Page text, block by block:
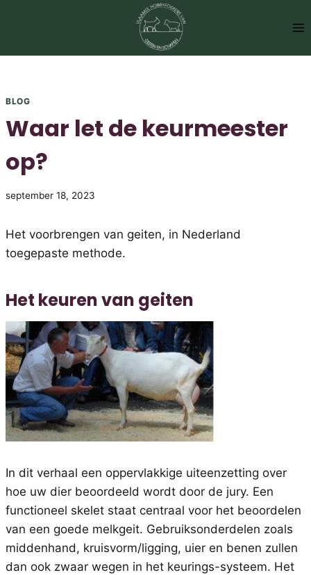
BLOG
Waar let de keurmeester
op?
september 18, 2023
Het voorbrengen van geiten, in Nederland
toegepaste methode.
Het keuren van geiten
In dit verhaal een oppervlakkige uiteenzetting over
hoe uw dier beoordeeld wordt door de jury. Een
functioneel skelet staat centraal voor het beoordelen
van een goede melkgeit. Gebruiksonderdelen zoals
middenhand, kruisvorm/ligging, uier en benen zullen
dan ook zwaar wegen in het keurings-systeem. Het